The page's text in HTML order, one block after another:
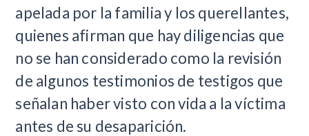
apelada por la familia y los querellantes,
quienes afirman que hay diligencias que
no se han considerado como la revisión
de algunos testimonios de testigos que
señalan haber visto con vida a la víctima
antes de su desaparición.